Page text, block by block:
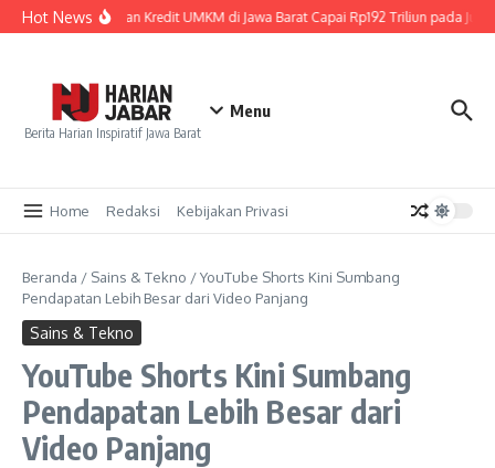
Lewati ke konten
Hot NewsPenyaluran Kredit UMKM di Jawa Barat Capai Rp192 Triliun pada Juni
Berita Harian Inspiratif Jawa Barat
Menu
Home Redaksi Kebijakan Privasi
Beranda / Sains & Tekno /YouTube Shorts Kini Sumbang
Pendapatan Lebih Besar dari Video Panjang
Sains & Tekno
YouTube Shorts Kini Sumbang
Pendapatan Lebih Besar dari
Video Panjang